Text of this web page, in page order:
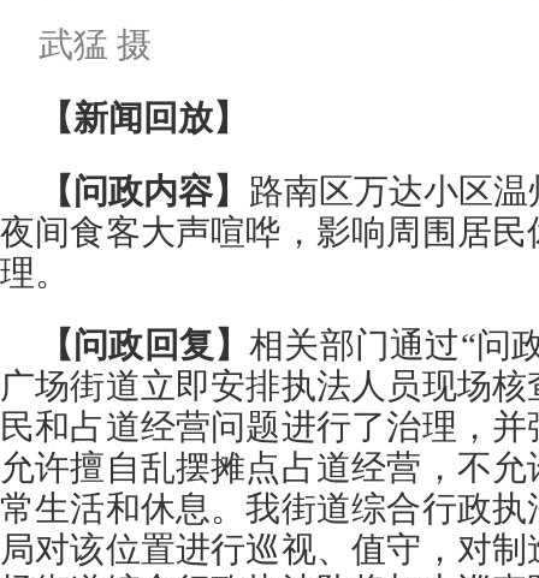
武猛 摄
【新闻回放】
【问政内容】 路南区万达小区
夜间食客大声喧哗，影响周围居
理。
【问政回复】相关部门通过“问
广场街道立即安排执法人员现场
民和占道经营问题进行了治理，
允许擅自乱摆摊点占道经营，不
常生活和休息。我街道综合行政
局对该位置进行巡视、值守，对